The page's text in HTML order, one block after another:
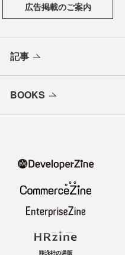
広告掲載のご案内
記事
BOOKS